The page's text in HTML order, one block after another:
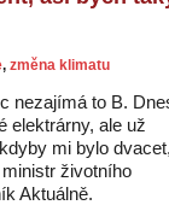
, změna klimatu
nezajímá to B.
elektrárny, ale už
mi bylo
životního
Aktuálně.